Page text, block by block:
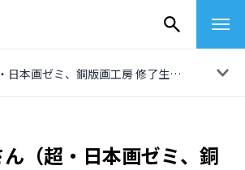
高田マルさん（超・日本画ゼミ、銅版画工房 修了生）個展のお知らせ
（超・日本画ゼミ、銅